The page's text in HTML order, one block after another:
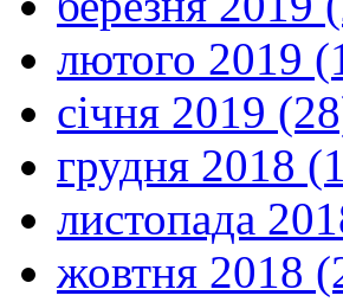
лютого 2019
січня 2019
грудня 2018
листопада
жовтня 2018